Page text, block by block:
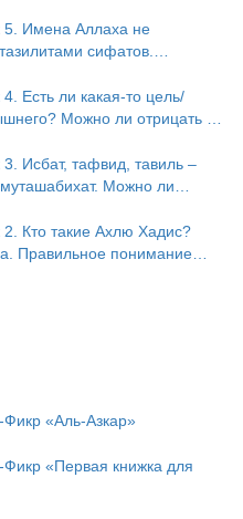
5. Имена Аллаха не
сифатов.
Есть ли какая-то цель/
Можно ли отрицать в
Концепция ибн Таймийи
Исбат, тафвид, тавиль –
Можно ли
«биля кейфа» (без
Кто такие Ахлю Хадис?
Правильное понимание
«Аль-Азкар»
«Первая книжка для